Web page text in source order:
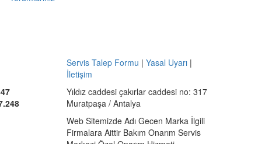
Servis Talep Formu | Yasal Uyarı |
İletişim
Yıldız caddesi çakırlar caddesi no: 317
Muratpaşa / Antalya
Web Sitemizde Adı Gecen Marka İlgili
Firmalara Aittir Bakım Onarım Servis